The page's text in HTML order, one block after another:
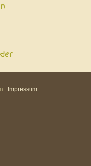
Impressum